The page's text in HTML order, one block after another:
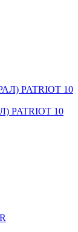
PATRIOT 10